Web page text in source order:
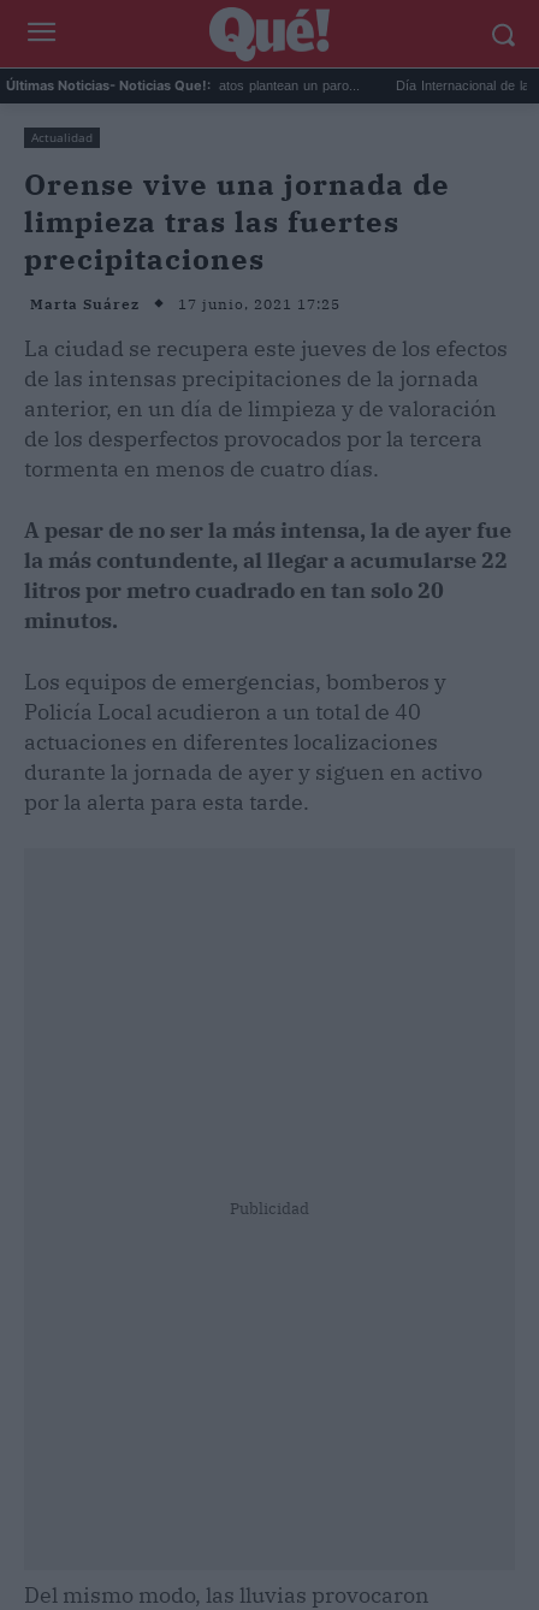
Últimas Noticias- Noticias Que!:
de médicos: los sindicatos plantean un paro... Día Internacional de la
Actualidad
Orense vive una jornada de
limpieza tras las fuertes
precipitaciones
Marta Suárez 17 junio, 2021 17:25
La ciudad se recupera este jueves de los efectos
de las intensas precipitaciones de la jornada
anterior, en un día de limpieza y de valoración
de los desperfectos provocados por la tercera
tormenta en menos de cuatro días.
A pesar de no ser la más intensa, la de ayer fue
la más contundente, al llegar a acumularse 22
litros por metro cuadrado en tan solo 20
minutos.
Los equipos de emergencias, bomberos y
Policía Local acudieron a un total de 40
actuaciones en diferentes localizaciones
durante la jornada de ayer y siguen en activo
por la alerta para esta tarde.
Publicidad
Del mismo modo, las lluvias provocaron